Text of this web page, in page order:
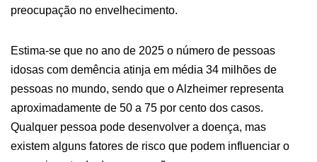
preocupação no envelhecimento.
Estima-se que no ano de 2025 o número de pessoas
idosas com demência atinja em média 34 milhões de
pessoas no mundo, sendo que o Alzheimer representa
aproximadamente de 50 a 75 por cento dos casos.
Qualquer pessoa pode desenvolver a doença, mas
existem alguns fatores de risco que podem influenciar o